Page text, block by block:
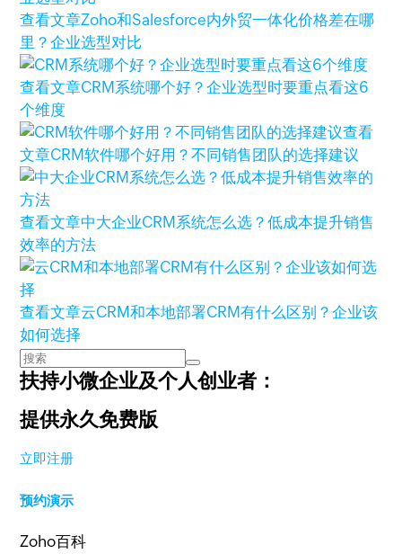
查看文章Zoho和Salesforce内外贸一体化价格差在哪
里？企业选型对比
查看文章CRM系统哪个好？企业选型时要重点看这6
个维度
查看
文章CRM软件哪个好用？不同销售团队的选择建议
查看文章中大企业CRM系统怎么选？低成本提升销售
效率的方法
查看文章云CRM和本地部署CRM有什么区别？企业该
如何选择
扶持小微企业及个人创业者：
提供永久免费版
立即注册
预约演示
Zoho百科